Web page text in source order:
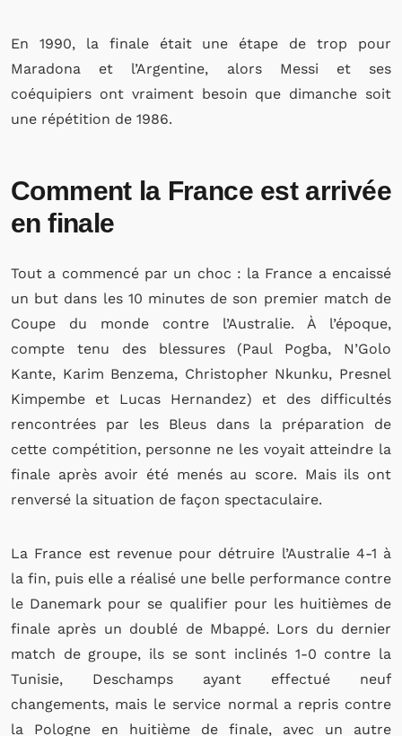
En 1990, la finale était une étape de trop pour
Maradona et l’Argentine, alors Messi et ses
coéquipiers ont vraiment besoin que dimanche soit
une répétition de 1986.
Comment la France est arrivée
en finale
Tout a commencé par un choc : la France a encaissé
un but dans les 10 minutes de son premier match de
Coupe du monde contre l’Australie. À l’époque,
compte tenu des blessures (Paul Pogba, N’Golo
Kante, Karim Benzema, Christopher Nkunku, Presnel
Kimpembe et Lucas Hernandez) et des difficultés
rencontrées par les Bleus dans la préparation de
cette compétition, personne ne les voyait atteindre la
finale après avoir été menés au score. Mais ils ont
renversé la situation de façon spectaculaire.
La France est revenue pour détruire l’Australie 4-1 à
la fin, puis elle a réalisé une belle performance contre
le Danemark pour se qualifier pour les huitièmes de
finale après un doublé de Mbappé. Lors du dernier
match de groupe, ils se sont inclinés 1-0 contre la
Tunisie, Deschamps ayant effectué neuf
changements, mais le service normal a repris contre
la Pologne en huitième de finale, avec un autre